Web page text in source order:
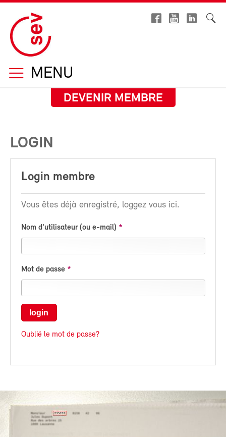
MENU
DEVENIR MEMBRE
LOGIN
Login membre
Vous êtes déjà enregistré, loggez vous ici.
Nom d'utilisateur (ou e-mail)
Mot de passe
login
Oublié le mot de passe?